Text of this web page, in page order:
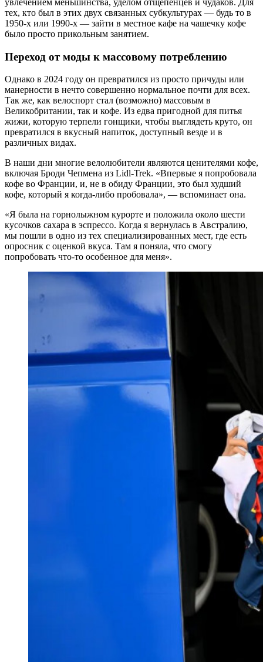
тех, кто был в этих двух связанных субкультурах — будь то в
1950-х или 1990-х — зайти в местное кафе на чашечку кофе
было просто прикольным занятием.
Переход от моды к массовому потреблению
Однако в 2024 году он превратился из просто причуды или
манерности в нечто совершенно нормальное почти для всех.
Так же, как велоспорт стал (возможно) массовым в
Великобритании, так и кофе. Из едва пригодной для питья
жижи, которую терпели гонщики, чтобы выглядеть круто, он
превратился в вкусный напиток, доступный везде и в
различных видах.
В наши дни многие велолюбители являются ценителями кофе,
включая Броди Чепмена из Lidl-Trek. «Впервые я попробовала
кофе во Франции, и, не в обиду Франции, это был худший
кофе, который я когда-либо пробовала», — вспоминает она.
«Я была на горнолыжном курорте и положила около шести
кусочков сахара в эспрессо. Когда я вернулась в Австралию,
мы пошли в одно из тех специализированных мест, где есть
опросник с оценкой вкуса. Там я поняла, что смогу
попробовать что-то особенное для меня».